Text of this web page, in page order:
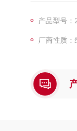
产品型号：
厂商性质：